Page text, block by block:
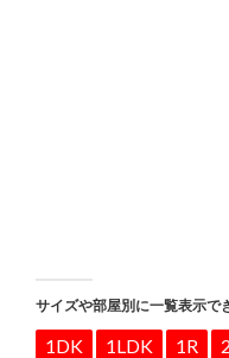
サイズや部屋別に一覧表示で
1DK 1LDK 1R